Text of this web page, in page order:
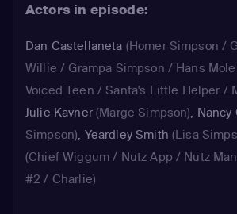
Actors in episode:
Dan Castellaneta (Homer Simpson /
Willie / Grampa Simpson / Hans
Voiced Teen / Santa's Little Helper /
Julie Kavner(Marge Simpson), Nancy
Simpson), Yeardley Smith (Lisa
(Chief Wiggum / Nutz App / Nutz
#2 / Charlie)